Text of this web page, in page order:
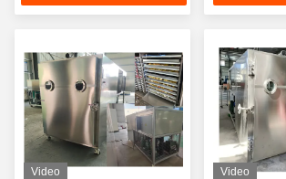
Video Video